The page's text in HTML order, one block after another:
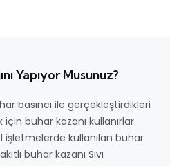
Yapıyor Musunuz?
basıncı ile gerçekleştirdikleri
için buhar kazanı kullanırlar.
kullanılan buhar
buhar kazanı Sıvı